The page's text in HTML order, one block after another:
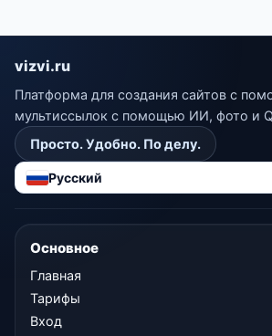
vizvi.ru
Платформа для создания сайтов с
мультиссылок с помощью ИИ, фото и
Просто. Удобно. По делу.
Русский
Основное
Главная
Тарифы
Вход